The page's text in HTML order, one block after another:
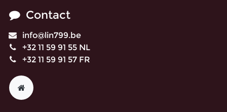
Contact
info@lin799.be
+32 11 59 91 55 NL
+32 11 59 91 57 FR